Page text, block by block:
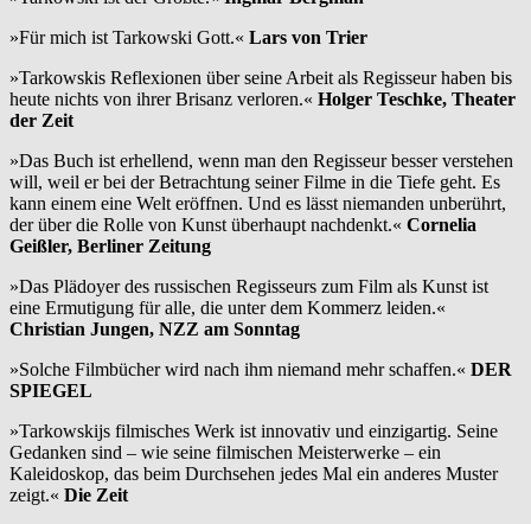
»Für mich ist Tarkowski Gott.« Lars von Trier
»Tarkowskis Reflexionen über seine Arbeit als Regisseur haben bis
heute nichts von ihrer Brisanz verloren.« Holger Teschke, Theater
der Zeit
»Das Buch ist erhellend, wenn man den Regisseur besser verstehen
will, weil er bei der Betrachtung seiner Filme in die Tiefe geht. Es
kann einem eine Welt eröffnen. Und es lässt niemanden unberührt,
der über die Rolle von Kunst überhaupt nachdenkt.« Cornelia
Geißler, Berliner Zeitung
»Das Plädoyer des russischen Regisseurs zum Film als Kunst ist
eine Ermutigung für alle, die unter dem Kommerz leiden.«
Christian Jungen, NZZ am Sonntag
»Solche Filmbücher wird nach ihm niemand mehr schaffen.« DER
SPIEGEL
»Tarkowskijs filmisches Werk ist innovativ und einzigartig. Seine
Gedanken sind – wie seine filmischen Meisterwerke – ein
Kaleidoskop, das beim Durchsehen jedes Mal ein anderes Muster
zeigt.« Die Zeit